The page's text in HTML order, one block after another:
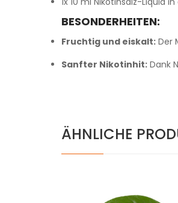
BESONDERHEITEN:
Fruchtig und eiskalt: Der
Sanfter Nikotinhit: Dank
ÄHNLICHE